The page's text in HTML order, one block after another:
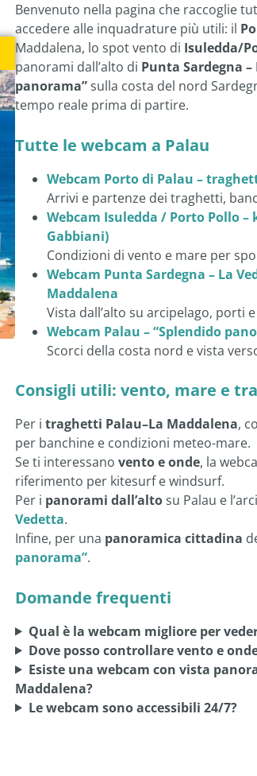
Benvenuto nella pagina che raccoglie
accedere alle inquadrature più utili: il
Maddalena, lo spot vento di Isuledda/
panorami dall’alto di Punta Sardegna –
panorama”sulla costa del nord
tempo reale prima di partire.
Tutte le webcam a Palau
Webcam Porto di Palau –
Arrivi e partenze dei traghetti,
Webcam Isuledda / Porto Pollo
Gabbiani)
Condizioni di vento e mare per
Webcam Punta Sardegna – La
Maddalena
Vista dall’alto su arcipelago, porti
Webcam Palau – “Splendido
Scorci della costa nord e vista
Consigli utili: vento, mare e
Per i traghetti Palau–La Maddalena,
per banchine e condizioni meteo-mare.
Se ti interessano vento e onde, la
riferimento per kitesurf e windsurf.
Per i panorami dall’altosu Palau e
Vedetta.
Infine, per una panoramica cittadina
panorama”.
Domande frequenti
Qual è la webcam migliore per
Dove posso controllare vento e
Esiste una webcam con vista
Maddalena?
Le webcam sono accessibili 24/7?